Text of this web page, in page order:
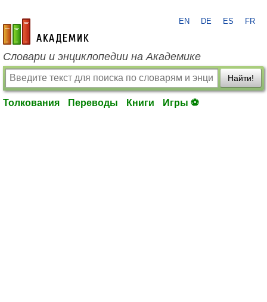
academic.ru
EN DE ES FR
Словари и энциклопедии на Академике
Найти!
Толкования Переводы Книги Игры ⚽